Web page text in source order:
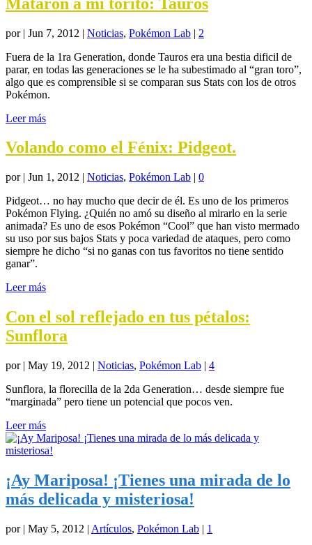
por | Jun 7, 2012 | Noticias, Pokémon Lab | 2
Fuera de la 1ra Generation, donde Tauros era una bestia dificil de
parar, en todas las generaciones se le ha subestimado al “gran toro”,
algo que es comprensible si se comparan sus Stats con los de otros
Pokémon.
Leer más
Volando como el Fénix: Pidgeot.
por | Jun 1, 2012 | Noticias, Pokémon Lab | 0
Pidgeot… no hay mucho que decir de él. Es uno de los primeros
Pokémon Flying. ¿Quién no amó su diseño al mirarlo en la serie
animada? Es uno de esos Pokémon “Cool” que han visto mermado
su uso por sus bajos Stats y poca variedad de ataques, pero como
siempre he dicho “si no ganas con tus favoritos no tiene sentido
ganar”.
Leer más
Con el sol reflejado en tus pétalos:
Sunflora
por | May 19, 2012 | Noticias, Pokémon Lab | 4
Sunflora, la florecilla de la 2da Generation… desde siempre fue
“marginada” pero tiene un potencial que pocos ven.
Leer más
¡Ay Mariposa! ¡Tienes una mirada de lo
más delicada y misteriosa!
por | May 5, 2012 | Artículos, Pokémon Lab | 1